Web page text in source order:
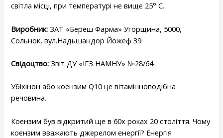
світла місці, при температурі не вище 25° С.
Виробник: ЗАТ «Береш Фарма» Угорщина, 5000,
Сольнок, вул.Надьшандор Йожеф 39
Свідоцтво: Звіт ДУ «ІГЗ НАМНУ» №28/64
Убіхінон або коензим Q10 це вітамінноподібна
речовина.
Коензим був відкритий ще в 60х роках 20 століття. Чому
коензим вважають джерелом енергії? Енергія